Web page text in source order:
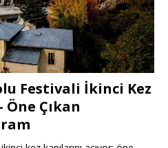
Festivali İkinci Kez
Öne Çıkan